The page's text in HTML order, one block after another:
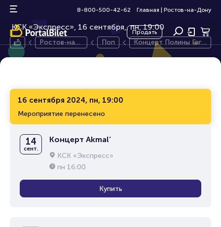
8-800-500-42-62 Главная Ростов-на-Дону
Продать
Концерт Полины Гагариной
КСК «Экспресс», 16 сентября,
6+
пн, 19:00
Ростов-на-
Поп
Концерт Полины Гага
риной
16 сентября 2024, пн, 19:00
Мероприятие перенесено
14
сент.
Концерт Akmal’
КСК «Экспресс»
пн 16:00
Купить